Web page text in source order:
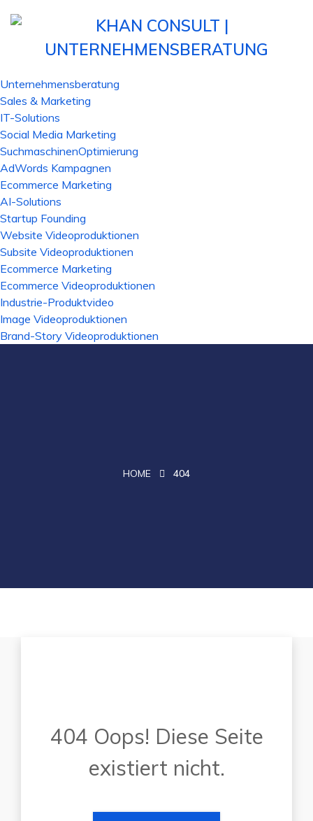
Unternehmensberatung
Sales & Marketing
IT-Solutions
Social Media Marketing
SuchmaschinenOptimierung
AdWords Kampagnen
Ecommerce Marketing
AI-Solutions
Startup Founding
Website Videoproduktionen
Subsite Videoproduktionen
Ecommerce Marketing
Ecommerce Videoproduktionen
Industrie-Produktvideo
Image Videoproduktionen
Brand-Story Videoproduktionen
HOME 404
404 Oops! Diese Seite
existiert nicht.